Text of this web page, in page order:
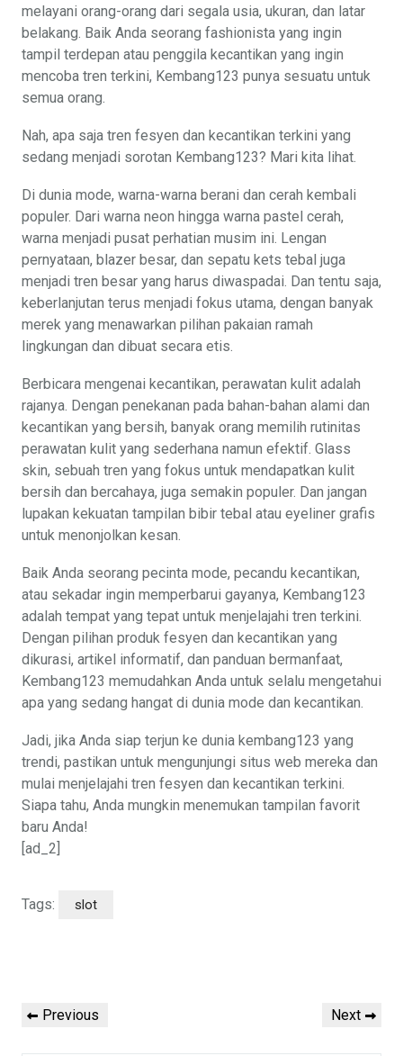
melayani orang-orang dari segala usia, ukuran, dan latar
belakang. Baik Anda seorang fashionista yang ingin
tampil terdepan atau penggila kecantikan yang ingin
mencoba tren terkini, Kembang123 punya sesuatu untuk
semua orang.
Nah, apa saja tren fesyen dan kecantikan terkini yang
sedang menjadi sorotan Kembang123? Mari kita lihat.
Di dunia mode, warna-warna berani dan cerah kembali
populer. Dari warna neon hingga warna pastel cerah,
warna menjadi pusat perhatian musim ini. Lengan
pernyataan, blazer besar, dan sepatu kets tebal juga
menjadi tren besar yang harus diwaspadai. Dan tentu saja,
keberlanjutan terus menjadi fokus utama, dengan banyak
merek yang menawarkan pilihan pakaian ramah
lingkungan dan dibuat secara etis.
Berbicara mengenai kecantikan, perawatan kulit adalah
rajanya. Dengan penekanan pada bahan-bahan alami dan
kecantikan yang bersih, banyak orang memilih rutinitas
perawatan kulit yang sederhana namun efektif. Glass
skin, sebuah tren yang fokus untuk mendapatkan kulit
bersih dan bercahaya, juga semakin populer. Dan jangan
lupakan kekuatan tampilan bibir tebal atau eyeliner grafis
untuk menonjolkan kesan.
Baik Anda seorang pecinta mode, pecandu kecantikan,
atau sekadar ingin memperbarui gayanya, Kembang123
adalah tempat yang tepat untuk menjelajahi tren terkini.
Dengan pilihan produk fesyen dan kecantikan yang
dikurasi, artikel informatif, dan panduan bermanfaat,
Kembang123 memudahkan Anda untuk selalu mengetahui
apa yang sedang hangat di dunia mode dan kecantikan.
Jadi, jika Anda siap terjun ke dunia kembang123 yang
trendi, pastikan untuk mengunjungi situs web mereka dan
mulai menjelajahi tren fesyen dan kecantikan terkini.
Siapa tahu, Anda mungkin menemukan tampilan favorit
baru Anda!
[ad_2]
Tags: slot
navigation
Previous
Previous
Next
Next